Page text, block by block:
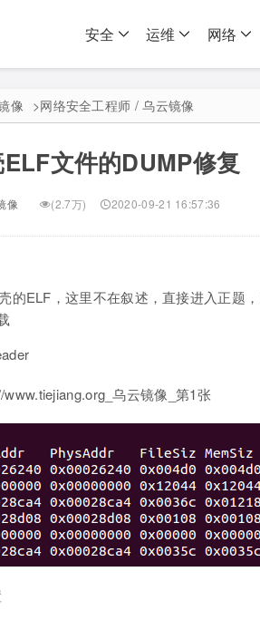
安全 运维 网络
像 >网络安全工程师 / 乌云镜像
文件的DUMP修复
像 (2.7万) 2020-09-21 16:57:36
的ELF，这里不在叙述，直接进入正题